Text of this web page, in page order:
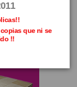
que ni se
!!